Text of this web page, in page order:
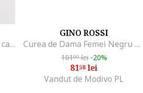
Curea din piele ecologica cu catarama cu logo si nit, Negru/Maro taupe deschis
GINO ROSSI
Curea de Dama Femei Negru BLYL23002
10199lei -20%
8158 lei
Vandut de Modivo PL